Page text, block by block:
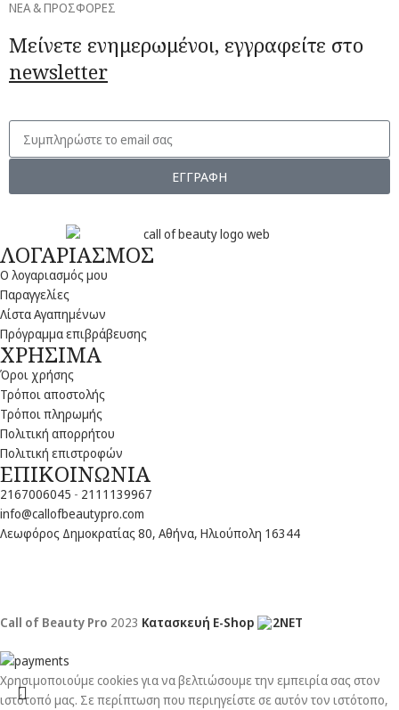
ΝΕΑ & ΠΡΟΣΦΟΡΕΣ
Μείνετε ενημερωμένοι, εγγραφείτε στο
newsletter
ΕΓΓΡΑΦΗ
ΛΟΓΑΡΙΑΣΜΟΣ
Ο λογαριασμός μου
Παραγγελίες
Λίστα Αγαπημένων
Πρόγραμμα επιβράβευσης
ΧΡΗΣΙΜΑ
Όροι χρήσης
Τρόποι αποστολής
Τρόποι πληρωμής
Πολιτική απορρήτου
Πολιτική επιστροφών
ΕΠΙΚΟΙΝΩΝΙΑ
2167006045 - 2111139967
info@callofbeautypro.com
Λεωφόρος Δημοκρατίας 80, Αθήνα, Ηλιούπολη 16344
Call of Beauty Pro 2023 Κατασκευή E-Shop 2NET
Χρησιμοποιούμε cookies για να βελτιώσουμε την εμπειρία σας στον
ιστότοπό μας. Σε περίπτωση που περιηγείστε σε αυτόν τον ιστότοπο,